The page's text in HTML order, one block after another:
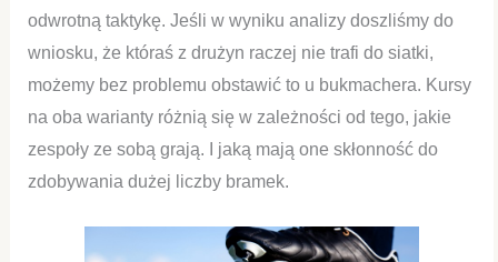
odwrotną taktykę. Jeśli w wyniku analizy doszliśmy do
wniosku, że któraś z drużyn raczej nie trafi do siatki,
możemy bez problemu obstawić to u bukmachera. Kursy
na oba warianty różnią się w zależności od tego, jakie
zespoły ze sobą grają. I jaką mają one skłonność do
zdobywania dużej liczby bramek.